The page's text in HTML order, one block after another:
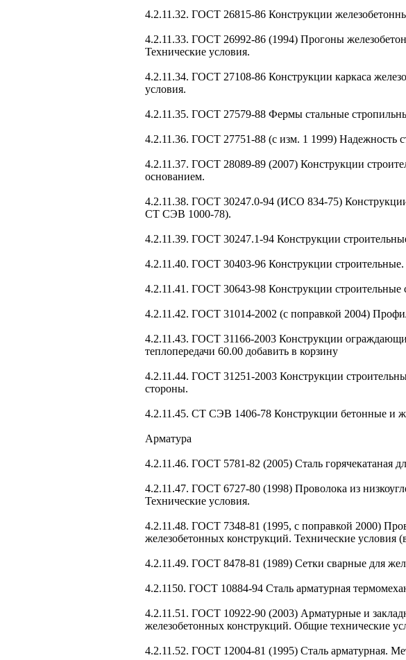
4.2.11.32. ГОСТ 26815-86 Конструкции
4.2.11.33. ГОСТ 26992-86 (1994) Прогоны
Технические условия.
4.2.11.34. ГОСТ 27108-86 Конструкции каркаса
условия.
4.2.11.35. ГОСТ 27579-88 Фермы стальные
4.2.11.36. ГОСТ 27751-88 (с изм. 1 1999) Надежность
4.2.11.37. ГОСТ 28089-89 (2007) Конструкции
основанием.
4.2.11.38. ГОСТ 30247.0-94 (ИСО 834-75)
СТ СЭВ 1000-78).
4.2.11.39. ГОСТ 30247.1-94 Конструкции
4.2.11.40. ГОСТ 30403-96 Конструкции
4.2.11.41. ГОСТ 30643-98 Конструкции строительные
4.2.11.42. ГОСТ 31014-2002 (с поправкой 2004)
4.2.11.43. ГОСТ 31166-2003 Конструкции
теплопередачи 60.00 добавить в корзину
4.2.11.44. ГОСТ 31251-2003 Конструкции
стороны.
4.2.11.45. СТ СЭВ 1406-78 Конструкции бетонные и
Арматура
4.2.11.46. ГОСТ 5781-82 (2005) Сталь горячекатаная
4.2.11.47. ГОСТ 6727-80 (1998) Проволока из
Технические условия.
4.2.11.48. ГОСТ 7348-81 (1995, с поправкой 2000)
железобетонных конструкций. Технические
4.2.11.49. ГОСТ 8478-81 (1989) Сетки сварные для
4.2.1150. ГОСТ 10884-94 Сталь арматурная
4.2.11.51. ГОСТ 10922-90 (2003) Арматурные и
железобетонных конструкций. Общие технические
4.2.11.52. ГОСТ 12004-81 (1995) Сталь арматурная.